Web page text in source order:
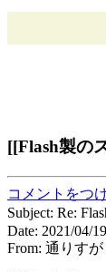
[[Flash製の
コメントをつ
Subject: Re:
Date: 2021/04/
From: 通りすが